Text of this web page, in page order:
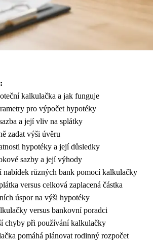
kalkulačka a jak funguje
pro výpočet hypotéky
a její vliv na splátky
zadat výši úvěru
hypotéky a její důsledky
sazby a její výhody
nabídek různých bank pomocí kalkulačky
versus celková zaplacená částka
úspor na výši hypotéky
versus bankovní poradci
chyby při používání kalkulačky
pomáhá plánovat rodinný rozpočet